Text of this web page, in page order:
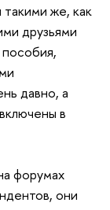
же, как
друзьями
давно, а
в
форумах
они